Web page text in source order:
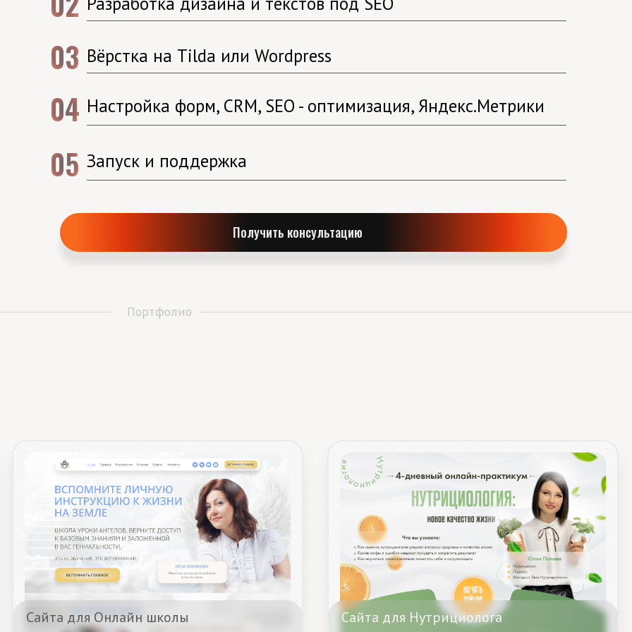
Получить консультацию
Вёрстка на Tilda или Wordpress
03
Настройка форм, CRM, SEO - оптимизация, Яндекс.Метрики
04
Запуск и поддержка
05